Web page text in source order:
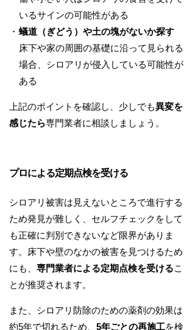
いるサインの可能性がある
蟻道（ぎどう）や土の塊がないか探す
床下や家の周囲の基礎に沿って見られる
場合、シロアリが侵入している可能性が
ある
上記のポイントを確認し、少しでも異変を
感じたら専門業者に相談しましょう。
プロによる定期点検を受ける
シロアリ被害は見えないところで進行する
ため発見が難しく、セルフチェックをして
も正確に判別できないなど限界がありま
す。床下や壁のなかの被害を見つけるため
にも、 専門業者による定期点検を受けるこ
とが推奨されます。
また、シロアリ防除のための薬剤の効果は
約5年で切れるため、 5年ごとの再施工を検